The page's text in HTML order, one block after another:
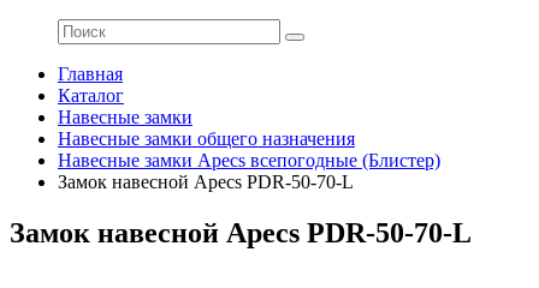
Главная
Каталог
Навесные замки
Навесные замки общего назначения
Навесные замки Apecs всепогодные (Блистер)
Замок навесной Apecs PDR-50-70-L
Замок навесной Apecs PDR-50-70-L